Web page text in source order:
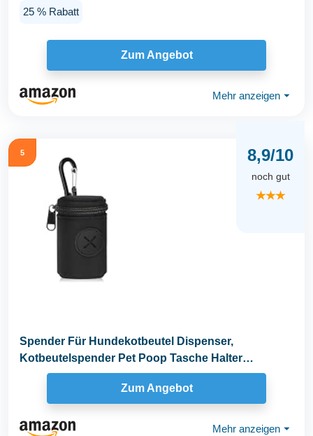
25 % Rabatt
Zum Angebot
Mehr anzeigen ⏷
5 8,9/10
noch gut
★★★
Spender Für Hundekotbeutel Dispenser,
Kotbeutelspender Pet Poop Tasche Halter
Universal Dog Bag...
Zum Angebot
Mehr anzeigen ⏷